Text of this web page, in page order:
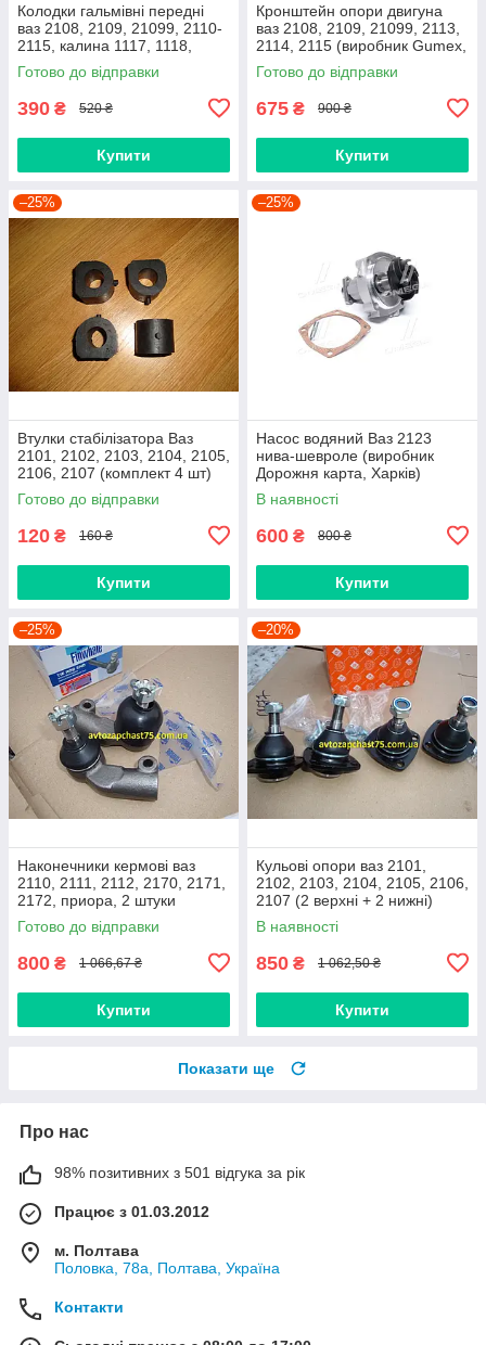
Колодки гальмівні передні
ваз 2108, 2109, 21099, 2110-
2115, калина 1117, 1118,
1119, приора 2170 (Raf,
Латвія)
Готово до відправки
390 ₴ 520 ₴
Купити
Кронштейн опори двигуна
ваз 2108, 2109, 21099, 2113,
2114, 2115 (виробник Gumex,
Польща)
Готово до відправки
675 ₴ 900 ₴
Купити
–25%
Втулки стабілізатора Ваз
2101, 2102, 2103, 2104, 2105,
2106, 2107 (комплект 4 шт)
виробник Gumex, Польща
Готово до відправки
120 ₴ 160 ₴
Купити
–25%
Насос водяний Ваз 2123
нива-шевроле (виробник
Дорожня карта, Харків)
В наявності
600 ₴ 800 ₴
Купити
–25%
Наконечники кермові ваз
2110, 2111, 2112, 2170, 2171,
2172, приора, 2 штуки
(виробник Finwhale,
Німеччина)
Готово до відправки
800 ₴ 1 066,67 ₴
Купити
–20%
Кульові опори ваз 2101,
2102, 2103, 2104, 2105, 2106,
2107 (2 верхні + 2 нижні)
Дорожня карта, Харків
В наявності
850 ₴ 1 062,50 ₴
Купити
Показати ще
Про нас
98% позитивних з 501 відгука за рік
Працює з 01.03.2012
м. Полтава
Половка, 78а, Полтава, Україна
Контакти